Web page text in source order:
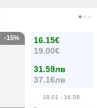
16.15€
19.00€
31.59лв
37.16лв
18.01 - 16.08
-15%